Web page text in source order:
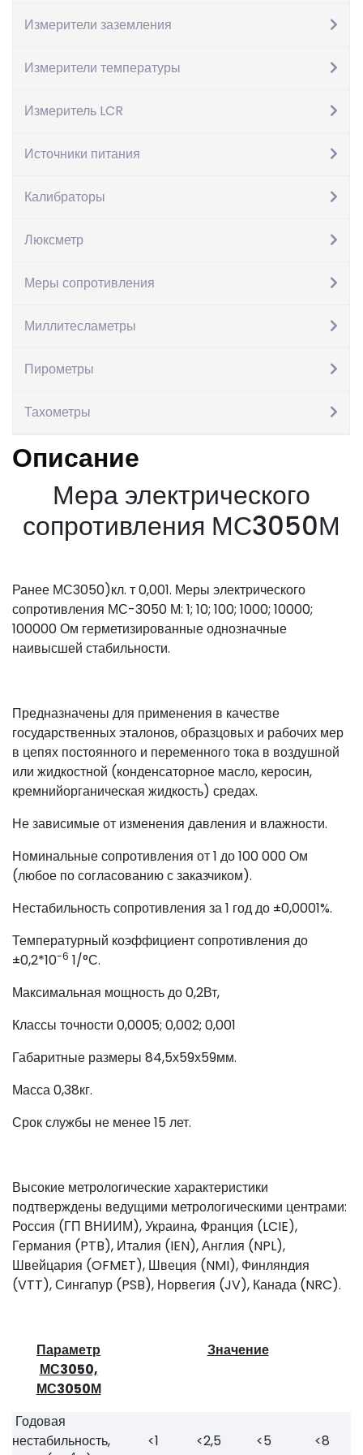
Измерители заземления
Измерители температуры
Измеритель LCR
Источники питания
Калибраторы
Люксметр
Меры сопротивления
Миллитесламетры
Пирометры
Тахометры
Мера электрического
сопротивления
МС-3050М-1 кл. т.
0,0005
9,588грн.
В корзину
Описание
Описание
Мера электрического
сопротивления МС3050М
Ранее МС3050)кл. т 0,001. Меры электрического
сопротивления МС-3050 М: 1; 10; 100; 1000; 10000;
100000 Ом герметизированные однозначные
наивысшей стабильности.
Предназначены для применения в качестве
государственных эталонов, образцовых и рабочих мер
в цепях постоянного и переменного тока в воздушной
или жидкостной (конденсаторное масло, керосин,
кремнийорганическая жидкость) средах.
Не зависимые от изменения давления и влажности.
Номинальные сопротивления от 1 до 100 000 Ом
(любое по согласованию с заказчиком).
Нестабильность сопротивления за 1 год до ±0,0001%.
Температурный коэффициент сопротивления до
±0,2*10-6 1/°С.
Максимальная мощность до 0,2Вт,
Классы точности 0,0005; 0,002; 0,001
Габаритные размеры 84,5х59х59мм.
Масса 0,38кг.
Срок службы не менее 15 лет.
Высокие метрологические характеристики
подтверждены ведущими метрологическими центрами:
Россия (ГП ВНИИМ), Украина, Франция (LCIE),
Германия (PTB), Италия (IEN), Англия (NPL),
Швейцария (OFMET), Швеция (NMI), Финляндия
(VTT), Сингапур (PSB), Норвегия (JV), Канада (NRC).
Параметр
МС3050,
МС3050М
Значение
Годовая
нестабильность,
<1 <2,5 <5 <8